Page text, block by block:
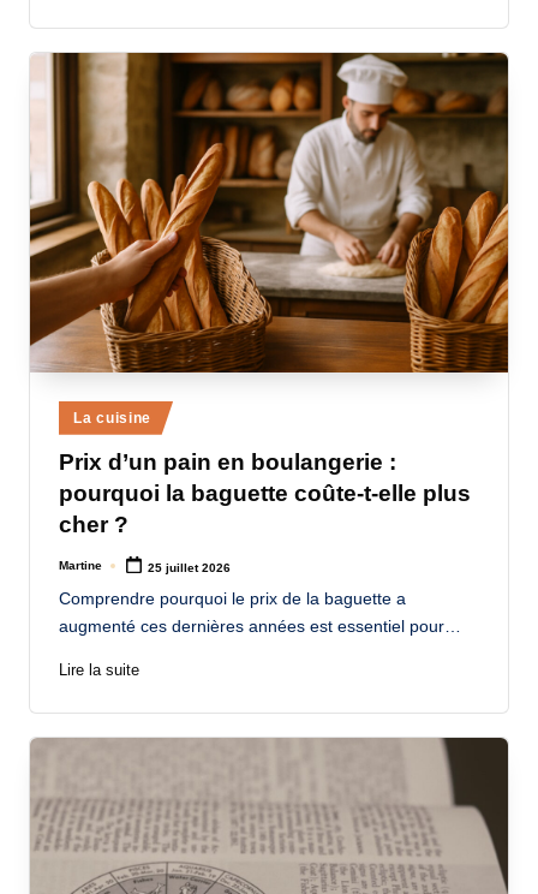
Posted
in
La cuisine
Prix d’un pain en boulangerie :
pourquoi la baguette coûte-t-elle plus
cher ?
Posted
Martine 25 juillet 2026
Comprendre pourquoi le prix de la baguette a
augmenté ces dernières années est essentiel pour…
Lire la suite